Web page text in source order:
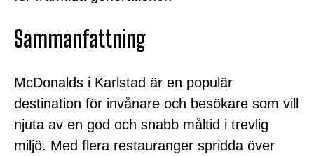
Sammanfattning
McDonalds i Karlstad är en populär
destination för invånare och besökare som vill
njuta av en god och snabb måltid i trevlig
miljö. Med flera restauranger spridda över